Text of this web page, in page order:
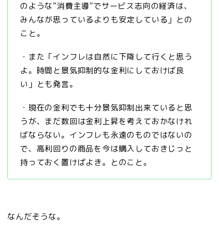
のような”消費主導”でサービス志向の経済は、
みんなが思っているよりも安定している」との
こと。
・また「インフレは自然に下降して行くと思う
よ。時間と景気抑制的な金利にしておけば良
い」とも発言。
・現在の金利でも十分景気抑制出来ていると思
うが、まだ数回は金利上昇を考えておかなけれ
ばならない。インフレも永遠のものではないの
で、高利回りの商品を今は購入しておきじっと
持っておく置けばよき。とのこと。
なんだそうな。